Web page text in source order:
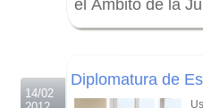
el Ámbito de la
14/02
Diplomatura de